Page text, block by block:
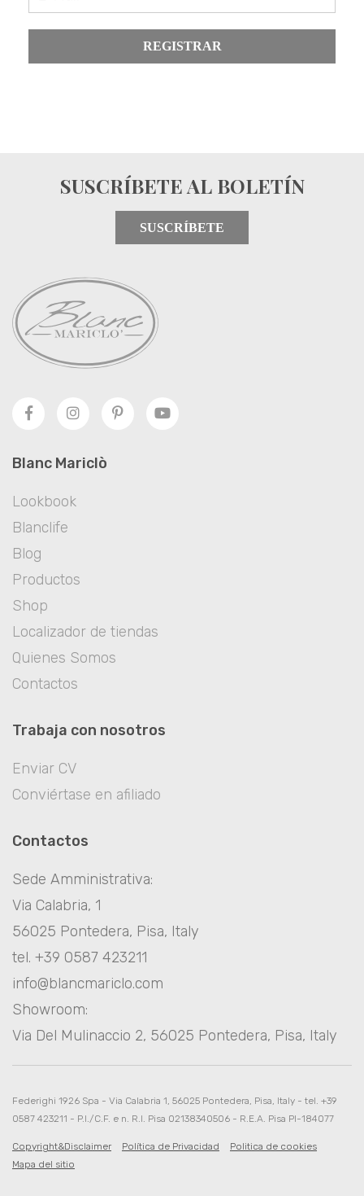
REGISTRAR
SUSCRÍBETE AL BOLETÍN
SUSCRÍBETE
Blanc Mariclò
Lookbook
Blanclife
Blog
Productos
Shop
Localizador de tiendas
Quienes Somos
Contactos
Trabaja con nosotros
Enviar CV
Conviértase en afiliado
Contactos
Sede Amministrativa:
Via Calabria, 1
56025 Pontedera, Pisa, Italy
tel. +39 0587 423211
info@blancmariclo.com
Showroom:
Via Del Mulinaccio 2, 56025 Pontedera, Pisa, Italy
Federighi 1926 Spa - Via Calabria 1, 56025 Pontedera, Pisa, Italy - tel. +39
0587 423211 - P.I./C.F. e n. R.I. Pisa 02138340506 - R.E.A. Pisa PI-184077
Copyright&Disclaimer Política de Privacidad
Politica de cookies
Mapa del sitio